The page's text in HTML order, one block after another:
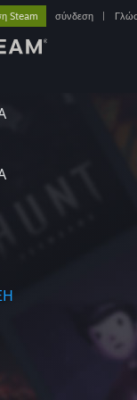
Steam σύνδεση